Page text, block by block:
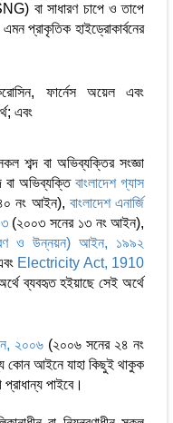
বা সাধারণ চাপে ও তাপে
প্রাকৃতিক হাইড্রোকার্বনের
ফার্নেস অয়েল এবং
এবং
শব্দ বা অভিব্যক্তির সংজ্ঞা
বা অভিব্যক্তিবাংলাদেশ গ্যাস
নং আইন), বাংলাদেশ এনার্জি
(২০০৩ সনের ১৩ নং আইন),
ও উন্নয়ন) আইন, ১৯৯২
Electricity Act, 1910
ব্যবহৃত হইয়াছে সেই অর্থে
২০০৬ (২০০৬ সনের ২৪ নং
আইনে যাহা কিছুই থাকুক
পাইবে।